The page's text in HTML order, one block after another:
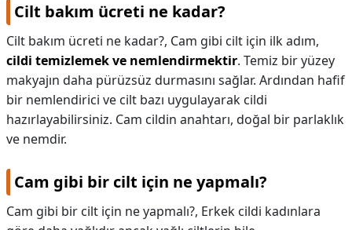
Cilt bakım ücreti ne kadar?
Cilt bakım ücreti ne kadar?, Cam gibi cilt için ilk adım,
cildi temizlemek ve nemlendirmektir. Temiz bir yüzey
makyajın daha pürüzsüz durmasını sağlar. Ardından hafif
bir nemlendirici ve cilt bazı uygulayarak cildi
hazırlayabilirsiniz. Cam cildin anahtarı, doğal bir parlaklık
ve nemdir.
Cam gibi bir cilt için ne yapmalı?
Cam gibi bir cilt için ne yapmalı?, Erkek cildi kadınlara